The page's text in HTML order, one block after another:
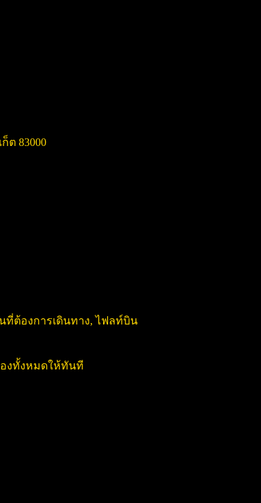
ต 83000
ที่ต้องการเดินทาง, ไฟลท์บิน
องทั้งหมดให้ทันที